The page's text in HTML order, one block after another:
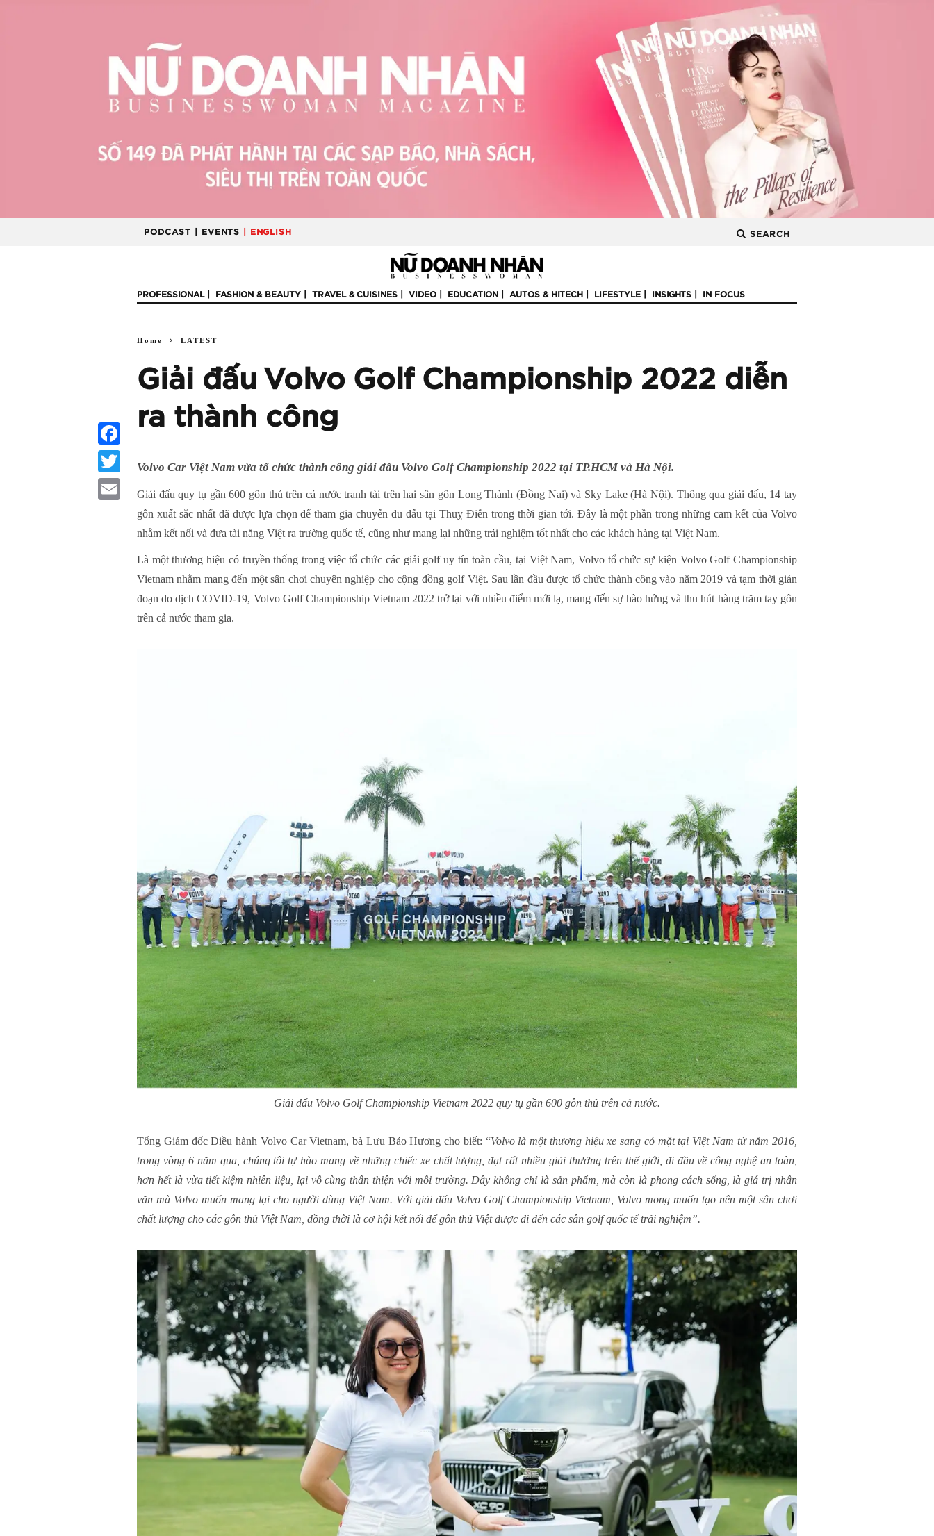
PODCAST | EVENTS | ENGLISH SEARCH
PROFESSIONAL FASHION & BEAUTY TRAVEL & CUISINES VIDEO EDUCATION AUTOS & HITECH LIFESTYLE INSIGHTS IN FOCUS
Home LATEST
Giải đấu Volvo Golf Championship 2022 diễn
ra thành công
Volvo Car Việt Nam vừa tổ chức thành công giải đấu Volvo Golf Championship 2022 tại TP.HCM và Hà Nội.
Giải đấu quy tụ gần 600 gôn thủ trên cả nước tranh tài trên hai sân gôn Long Thành (Đồng Nai) và Sky Lake (Hà Nội). Thông qua giải đấu, 14 tay
gôn xuất sắc nhất đã được lựa chọn để tham gia chuyến du đấu tại Thuỵ Điển trong thời gian tới. Đây là một phần trong những cam kết của Volvo
nhằm kết nối và đưa tài năng Việt ra trường quốc tế, cũng như mang lại những trải nghiệm tốt nhất cho các khách hàng tại Việt Nam.
Là một thương hiệu có truyền thống trong việc tổ chức các giải golf uy tín toàn cầu, tại Việt Nam, Volvo tổ chức sự kiện Volvo Golf Championship
Vietnam nhằm mang đến một sân chơi chuyên nghiệp cho cộng đồng golf Việt. Sau lần đầu được tổ chức thành công vào năm 2019 và tạm thời gián
đoạn do dịch COVID-19, Volvo Golf Championship Vietnam 2022 trở lại với nhiều điểm mới lạ, mang đến sự hào hứng và thu hút hàng trăm tay gôn
trên cả nước tham gia.
Giải đấu Volvo Golf Championship Vietnam 2022 quy tụ gần 600 gôn thủ trên cả nước.
Tổng Giám đốc Điều hành Volvo Car Vietnam, bà Lưu Bảo Hương cho biết: “Volvo là một thương hiệu xe sang có mặt tại Việt Nam từ năm 2016,
trong vòng 6 năm qua, chúng tôi tự hào mang về những chiếc xe chất lượng, đạt rất nhiều giải thưởng trên thế giới, đi đầu về công nghệ an toàn,
hơn hết là vừa tiết kiệm nhiên liệu, lại vô cùng thân thiện với môi trường. Đây không chỉ là sản phẩm, mà còn là phong cách sống, là giá trị nhân
văn mà Volvo muốn mang lại cho người dùng Việt Nam. Với giải đấu Volvo Golf Championship Vietnam, Volvo mong muốn tạo nên một sân chơi
chất lượng cho các gôn thủ Việt Nam, đồng thời là cơ hội kết nối để gôn thủ Việt được đi đến các sân golf quốc tế trải nghiệm”.
Facebook
Twitter